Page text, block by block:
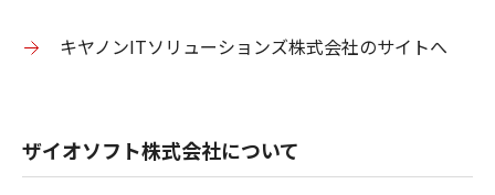
キヤノンITソリューションズ株式会社のサイトへ
ザイオソフト株式会社について